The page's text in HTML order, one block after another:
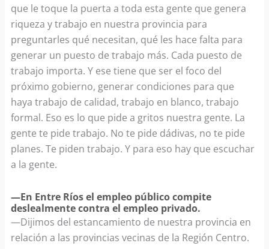
que le toque la puerta a toda esta gente que genera
riqueza y trabajo en nuestra provincia para
preguntarles qué necesitan, qué les hace falta para
generar un puesto de trabajo más. Cada puesto de
trabajo importa. Y ese tiene que ser el foco del
próximo gobierno, generar condiciones para que
haya trabajo de calidad, trabajo en blanco, trabajo
formal. Eso es lo que pide a gritos nuestra gente. La
gente te pide trabajo. No te pide dádivas, no te pide
planes. Te piden trabajo. Y para eso hay que escuchar
a la gente.
—En Entre Ríos el empleo público compite
deslealmente contra el empleo privado.
—Dijimos del estancamiento de nuestra provincia en
relación a las provincias vecinas de la Región Centro.